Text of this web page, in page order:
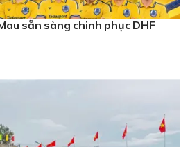
sẵn sàng chinh phục DHF